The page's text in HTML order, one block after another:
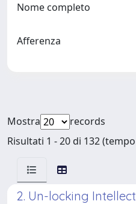
Nome completo
Afferenza
Mostra
records
Risultati 1 - 20 di 132
2. Un-locking